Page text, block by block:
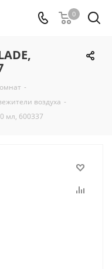
0
-
воздуха -
мл, 600337